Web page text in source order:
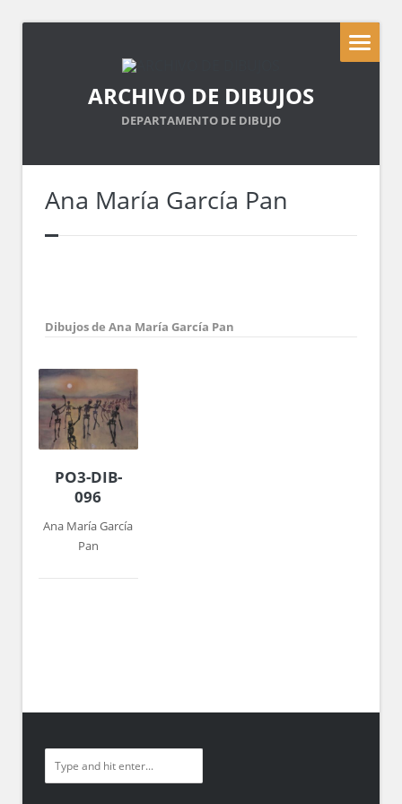
ARCHIVO DE DIBUJOS
DEPARTAMENTO DE DIBUJO
Ana María García Pan
Dibujos de Ana María García Pan
PO3-DIB-
096
Ana María García
Pan